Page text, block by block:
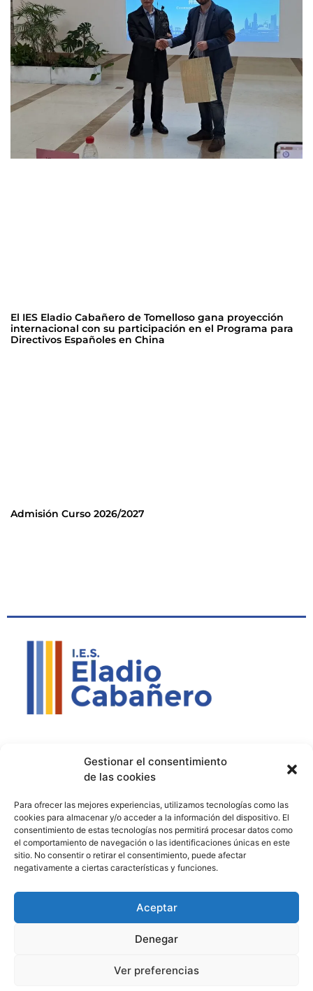
Gestionar el consentimiento
de las cookies
Para ofrecer las mejores experiencias, utilizamos tecnologías como las
cookies para almacenar y/o acceder a la información del dispositivo. El
consentimiento de estas tecnologías nos permitirá procesar datos como
el comportamiento de navegación o las identificaciones únicas en este
sitio. No consentir o retirar el consentimiento, puede afectar
negativamente a ciertas características y funciones.
Aceptar
Denegar
Ver preferencias
El IES Eladio Cabañero de Tomelloso gana proyección
internacional con su participación en el Programa para
Directivos Españoles en China
Admisión Curso 2026/2027
926 51 00 33
13003129.ies@educastillalamancha.es
C. Ángel Luis Cabañas
Serna, 7, 13700 Tomelloso,
Cdad. Real
Proyecto Bilingüe
Ágora Europa
Melanogaster Catch the Fly
© 2026 IES Eladio Cabañero. Todos los derechos reservados.